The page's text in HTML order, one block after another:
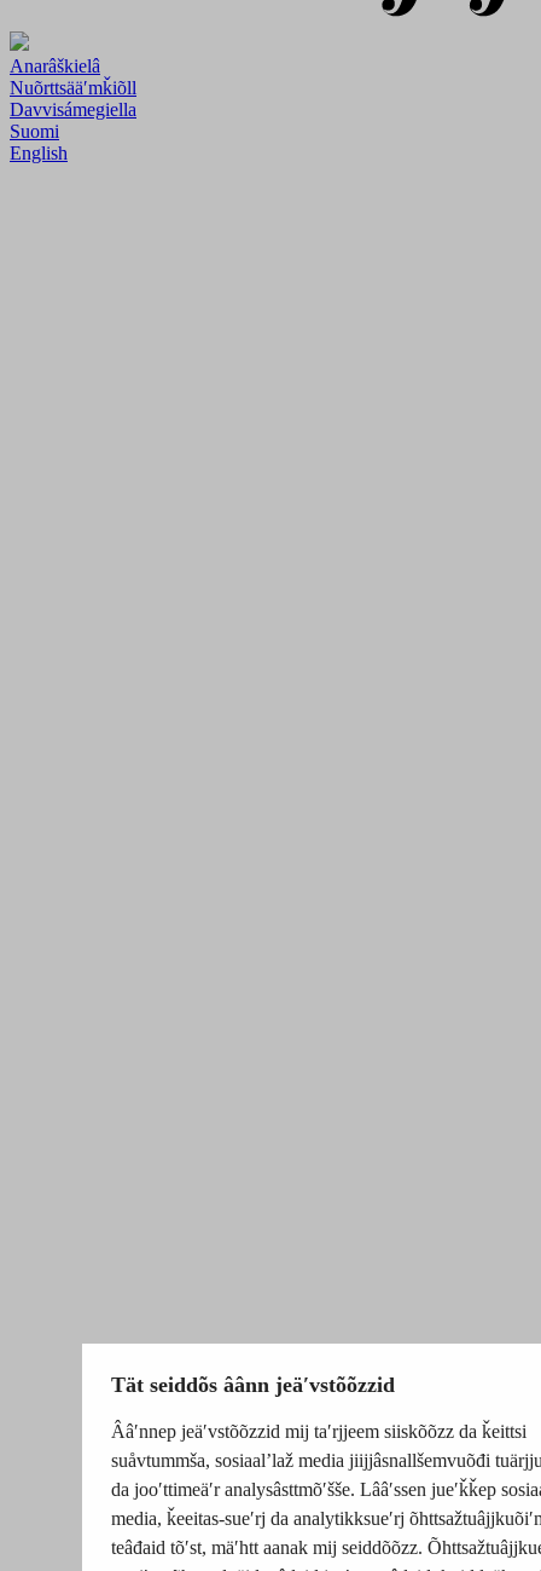
Tät seiddõs âânn jeäʹvstõõzzid
Ââʹnnep jeäʹvstõõzzid mij taʹrjjeem siiskõõzz da ǩeittsi
suåvtummša, sosiaalʼlaž media jiijjâsnallšemvuõđi
da jooʹttimeäʹr analysâsttmõʹšše. Lââʹssen jueʹǩǩep
media, ǩeeitas-sueʹrj da analytikksueʹrj
teâđaid tõʹst, mäʹhtt aanak mij seiddõõzz.
Anarâškielâ
Nuõrttsääʹmǩiõll
Davvisámegiella
Suomi
English